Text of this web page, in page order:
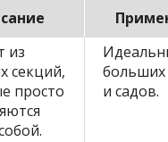
из
секций,
просто
больших
и садов.